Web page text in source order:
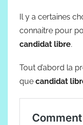
Il y a certaines
connaitre pour
candidat libre.
Tout d’abord la
que candidat